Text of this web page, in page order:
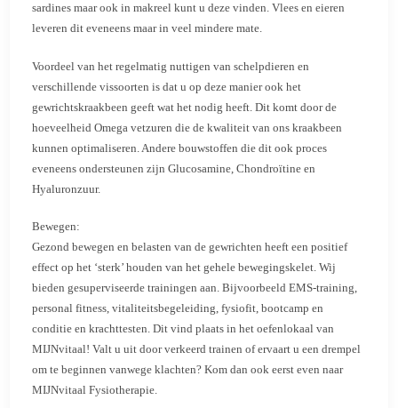
sardines maar ook in makreel kunt u deze vinden. Vlees en eieren
leveren dit eveneens maar in veel mindere mate.
Voordeel van het regelmatig nuttigen van schelpdieren en
verschillende vissoorten is dat u op deze manier ook het
gewrichtskraakbeen geeft wat het nodig heeft. Dit komt door de
hoeveelheid Omega vetzuren die de kwaliteit van ons kraakbeen
kunnen optimaliseren. Andere bouwstoffen die dit ook proces
eveneens ondersteunen zijn Glucosamine, Chondroïtine en
Hyaluronzuur.
Bewegen:
Gezond bewegen en belasten van de gewrichten heeft een positief
effect op het ‘sterk’ houden van het gehele bewegingskelet. Wij
bieden gesuperviseerde trainingen aan. Bijvoorbeeld EMS-training,
personal fitness, vitaliteitsbegeleiding, fysiofit, bootcamp en
conditie en krachttesten. Dit vind plaats in het oefenlokaal van
MIJNvitaal! Valt u uit door verkeerd trainen of ervaart u een drempel
om te beginnen vanwege klachten? Kom dan ook eerst even naar
MIJNvitaal Fysiotherapie.